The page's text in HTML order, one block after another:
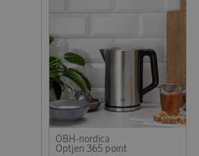
OBH-nordica
Optjen 365 point